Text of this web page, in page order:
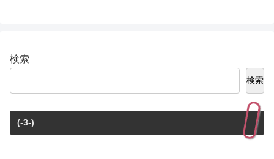
検索
検索
(-3-)